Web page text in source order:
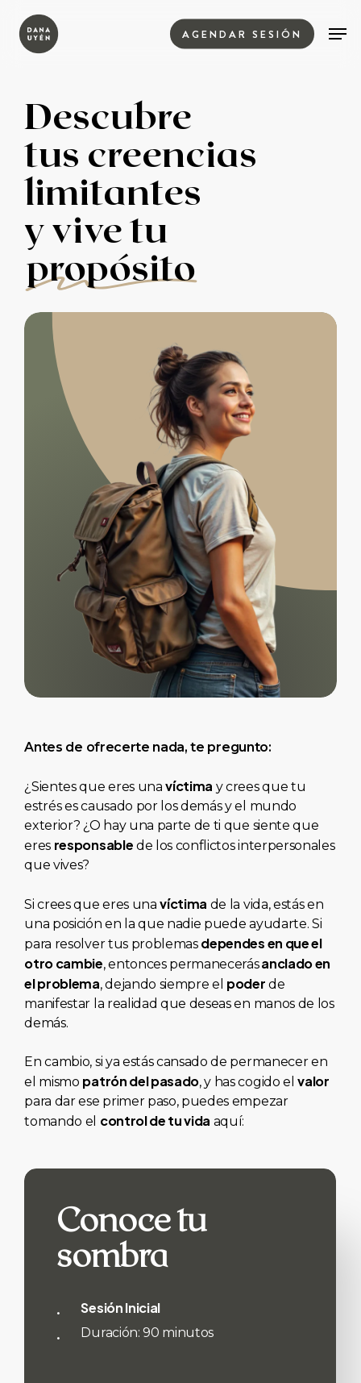
main
content
AGENDAR SESIÓN
Descubre
tus creencias
limitantes
y vive tu
propósito
Antes de ofrecerte nada, te pregunto:
¿Sientes que eres unavíctima y crees que tu
estrés es causado por los demás y el mundo
exterior? ¿O hay una parte de ti que siente que
eres responsable de los conflictos interpersonales
que vives?
Si crees que eres unavíctima de la vida, estás en
una posición en la que nadie puede ayudarte. Si
para resolver tus problemas dependes en que el
otro cambie, entonces permanecerásanclado en
el problema, dejando siempre el poder de
manifestar la realidad que deseas en manos de los
demás.
En cambio, si ya estás cansado de permanecer en
el mismo patrón del pasado, y has cogido elvalor
para dar ese primer paso, puedes empezar
tomando el control de tu vida aquí:
Conoce tu
sombra
Sesión Inicial
Duración: 90 minutos